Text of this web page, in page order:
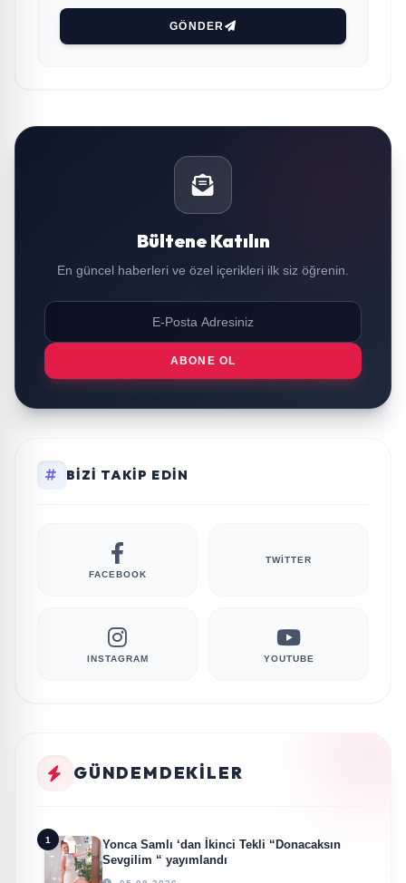
GÖNDER
Bültene Katılın
En güncel haberleri ve özel içerikleri ilk siz öğrenin.
ABONE OL
BIZI TAKIP EDIN
FACEBOOK
TWITTER
INSTAGRAM YOUTUBE
GÜNDEMDEKILER
1
Yonca Samlı ‘dan İkinci Tekli “Donacaksın
Sevgilim “ yayımlandı